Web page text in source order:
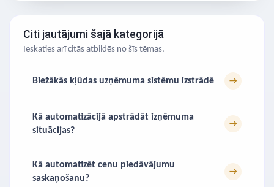
Citi jautājumi šajā kategorijā
Ieskaties arī citās atbildēs no šīs tēmas.
Biežākās kļūdas uzņēmuma sistēmu izstrādē →
Kā automatizācijā apstrādāt izņēmuma
situācijas?
→
Kā automatizēt cenu piedāvājumu
saskaņošanu?
→